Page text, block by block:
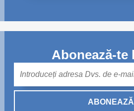
Abonează-te
ABONEAZĂ